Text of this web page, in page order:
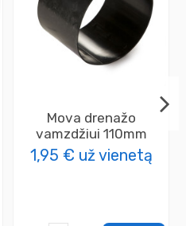
Mova drenažo
vamzdžiui 110mm
1,95 € už vienetą